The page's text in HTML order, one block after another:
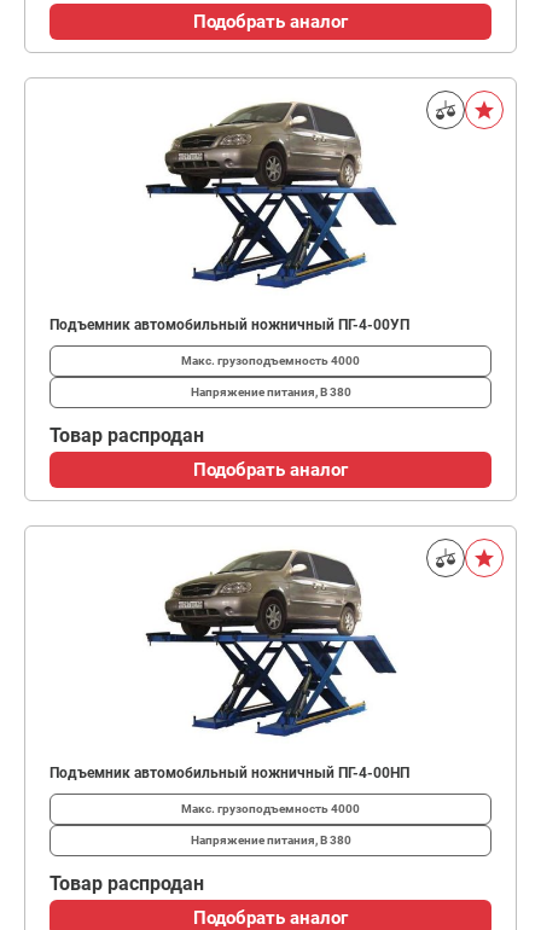
Подобрать аналог
Подъемник автомобильный ножничный ПГ-4-00УП
Макс. грузоподъемность4000
Напряжение питания, В380
Товар распродан
Подобрать аналог
Подъемник автомобильный ножничный ПГ-4-00НП
Макс. грузоподъемность4000
Напряжение питания, В380
Товар распродан
Подобрать аналог